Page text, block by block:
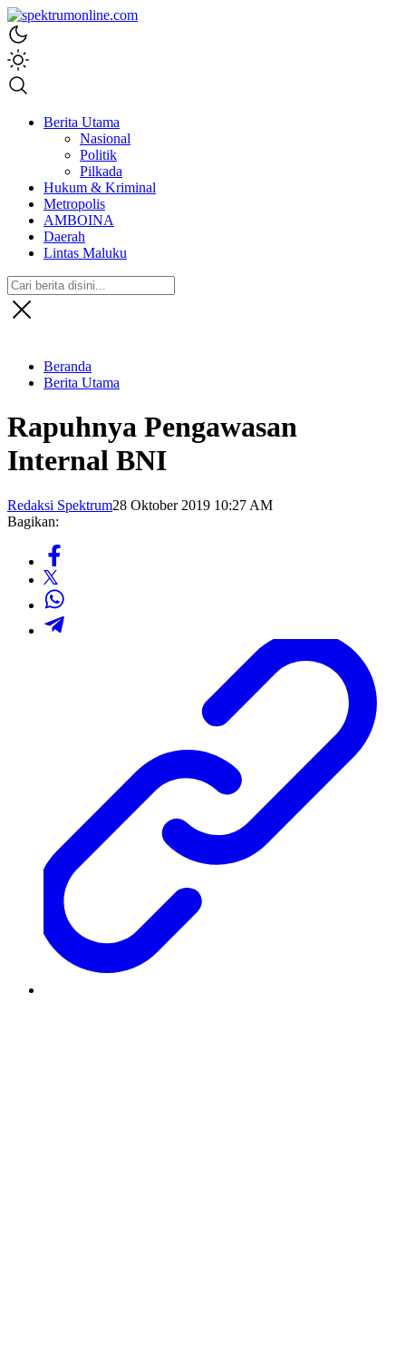
spektrumonline.com
Berita Utama
Nasional
Politik
Pilkada
Hukum & Kriminal
Metropolis
AMBOINA
Daerah
Lintas Maluku
Beranda
Berita Utama
Rapuhnya Pengawasan
Internal BNI
Redaksi Spektrum28 Oktober 2019 10:27 AM
Bagikan: